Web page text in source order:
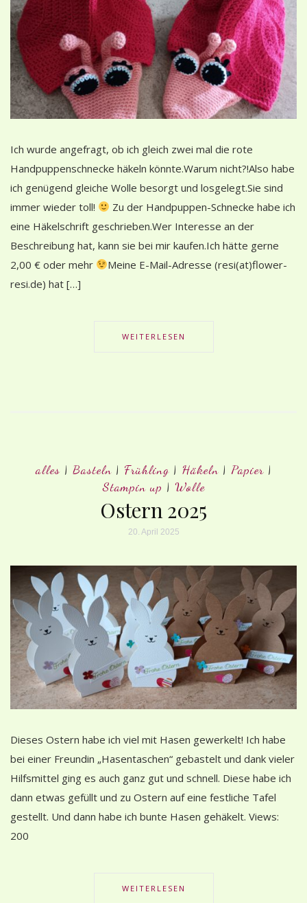
Ich wurde angefragt, ob ich gleich zwei mal die rote
Handpuppenschnecke häkeln könnte.Warum nicht?!Also habe
ich genügend gleiche Wolle besorgt und losgelegt.Sie sind
immer wieder toll!
Zu der Handpuppen-Schnecke habe ich
eine Häkelschrift geschrieben.Wer Interesse an der
Beschreibung hat, kann sie bei mir kaufen.Ich hätte gerne
2,00 € oder mehr
Meine E-Mail-Adresse (resi(at)flower-
resi.de) hat […]
WEITERLESEN
alles| Basteln| Frühling| Häkeln| Papier|
Stampin up | Wolle
Ostern 2025
20. April 2025
Dieses Ostern habe ich viel mit Hasen gewerkelt! Ich habe
bei einer Freundin „Hasentaschen“ gebastelt und dank vieler
Hilfsmittel ging es auch ganz gut und schnell. Diese habe ich
dann etwas gefüllt und zu Ostern auf eine festliche Tafel
gestellt. Und dann habe ich bunte Hasen gehäkelt. Views:
200
WEITERLESEN